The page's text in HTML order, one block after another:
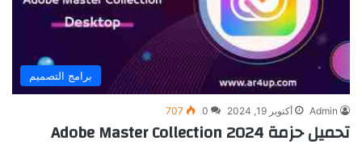
برامج التصميم
Admin أكتوبر 19, 2024 0
707
تحميل حزمة Adobe Master Collection 2024